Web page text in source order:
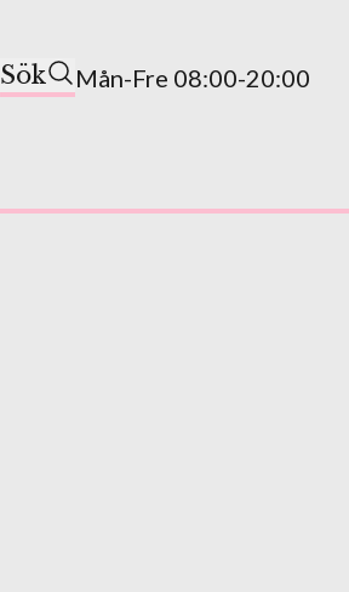
Sök Mån-Fre 08:00-20:00